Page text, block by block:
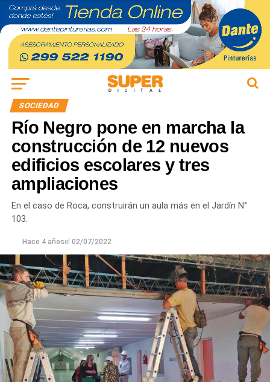
SOCIEDAD
Río Negro pone en marcha la
construcción de 12 nuevos
edificios escolares y tres
ampliaciones
En el caso de Roca, construirán un aula más en el Jardín N°
103.
Hace 4 añosel 02/07/2022